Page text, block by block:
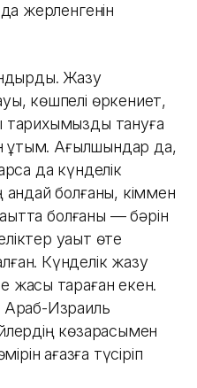
жерленгенін
Жазу
көшпелі өркениет,
тарихымызды тануға
ұқтым. Ағылшындар да,
да күнделік
болғаны, кіммен
болғаны — бәрін
уақыт өте
Күнделік жазу
жақсы тараған екен.
Араб-Израиль
көзқарасымен
қағазға түсіріп